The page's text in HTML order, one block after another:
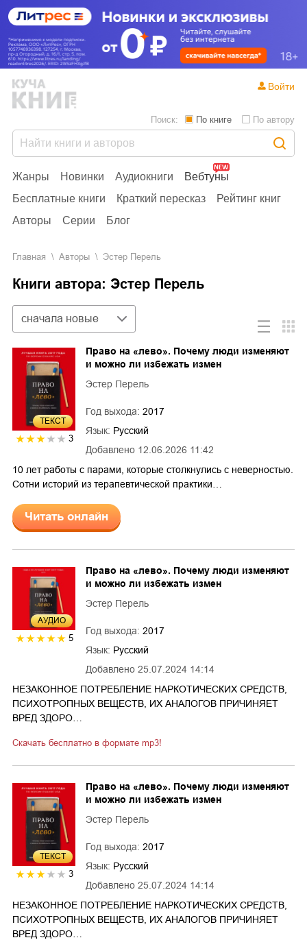
Жанры Новинки Аудиокниги
Вебтуны
Бесплатные книги
Краткий пересказ
Рейтинг книг
Авторы
Серии Блог
Поиск: По книге По автору
Войти
Главная Aвторы Эстер Перель
Книги автора: Эстер Перель
Сортировка
сначала новые
ТЕКСТ
3
Добавлено 12.06.2026 11:42
Право на «лево». Почему люди изменяют
и можно ли избежать измен
Эстер Перель
Год выхода: 2017
Язык: Русский
10 лет работы с парами, которые столкнулись с неверностью.
Сотни историй из терапевтической практики…
Читать онлайн
AУДИО
5
Добавлено 25.07.2024 14:14
Право на «лево». Почему люди изменяют
и можно ли избежать измен
Эстер Перель
Год выхода: 2017
Язык: Русский
НЕЗАКОННОЕ ПОТРЕБЛЕНИЕ НАРКОТИЧЕСКИХ СРЕДСТВ,
ПСИХОТРОПНЫХ ВЕЩЕСТВ, ИХ АНАЛОГОВ ПРИЧИНЯЕТ
ВРЕД ЗДОРО…
Скачать бесплатно в формате mp3!
ТЕКСТ
3
Добавлено 25.07.2024 14:14
Право на «лево». Почему люди изменяют
и можно ли избежать измен
Эстер Перель
Год выхода: 2017
Язык: Русский
НЕЗАКОННОЕ ПОТРЕБЛЕНИЕ НАРКОТИЧЕСКИХ СРЕДСТВ,
ПСИХОТРОПНЫХ ВЕЩЕСТВ, ИХ АНАЛОГОВ ПРИЧИНЯЕТ
ВРЕД ЗДОРО…